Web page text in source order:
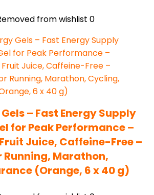
from wishlist 0
Gels – Fast Energy Supply
for Peak Performance –
Juice, Caffeine-Free –
Running, Marathon,
(Orange, 6 x 40 g)